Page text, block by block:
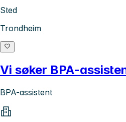
Sted
Trondheim
Vi søker BPA-
BPA-assistent